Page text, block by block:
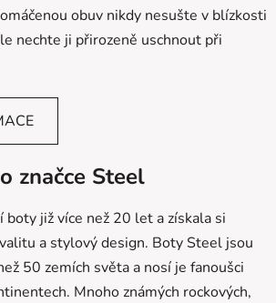
obuv nikdy nesušte v blízkosti
nechte ji přirozeně uschnout při
značce Steel
boty již více než 20 let a získala si
a stylový design. Boty Steel jsou
50 zemích světa a nosí je fanoušci
Mnoho známých rockových,